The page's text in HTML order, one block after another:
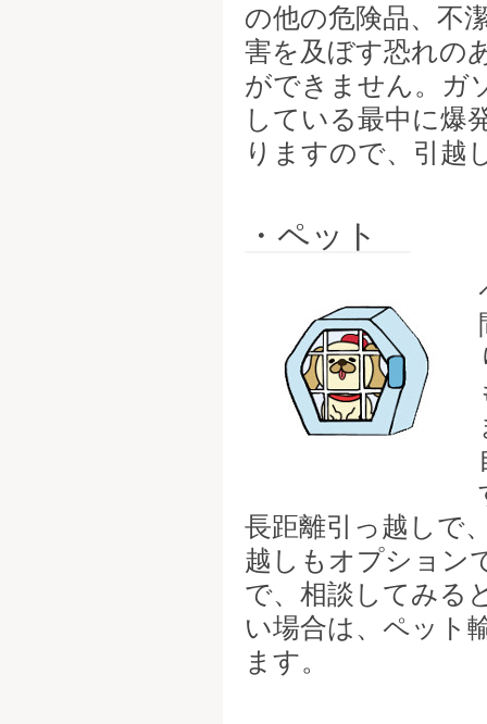
の他の危険品、不
害を及ぼす恐れの
ができません。ガ
している最中に爆
りますので、引越
・ペット
長距離引っ越しで
越しもオプション
で、相談してみる
い場合は、ペット
ます。